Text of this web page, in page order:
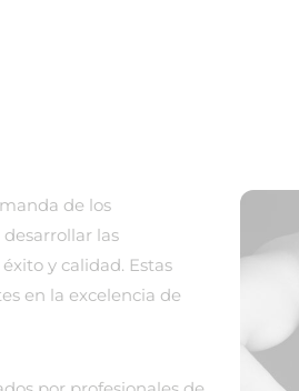
de los
las
y calidad. Estas
en la excelencia de